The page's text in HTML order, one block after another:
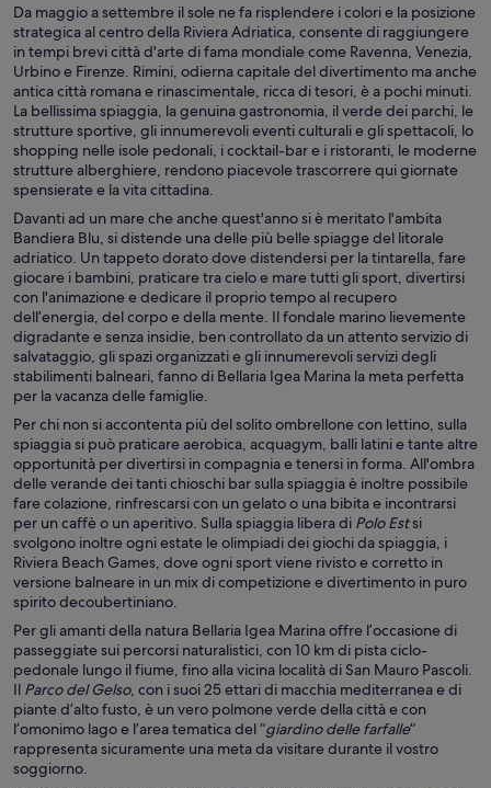
Da maggio a settembre il sole ne fa risplendere i colori e la posizione
strategica al centro della Riviera Adriatica, consente di raggiungere
in tempi brevi città d'arte di fama mondiale come Ravenna, Venezia,
Urbino e Firenze. Rimini, odierna capitale del divertimento ma anche
antica città romana e rinascimentale, ricca di tesori, è a pochi minuti.
La bellissima spiaggia, la genuina gastronomia, il verde dei parchi, le
strutture sportive, gli innumerevoli eventi culturali e gli spettacoli, lo
shopping nelle isole pedonali, i cocktail-bar e i ristoranti, le moderne
strutture alberghiere, rendono piacevole trascorrere qui giornate
spensierate e la vita cittadina.
Davanti ad un mare che anche quest'anno si è meritato l'ambita
Bandiera Blu, si distende una delle più belle spiagge del litorale
adriatico. Un tappeto dorato dove distendersi per la tintarella, fare
giocare i bambini, praticare tra cielo e mare tutti gli sport, divertirsi
con l'animazione e dedicare il proprio tempo al recupero
dell’energia, del corpo e della mente. Il fondale marino lievemente
digradante e senza insidie, ben controllato da un attento servizio di
salvataggio, gli spazi organizzati e gli innumerevoli servizi degli
stabilimenti balneari, fanno di Bellaria Igea Marina la meta perfetta
per la vacanza delle famiglie.
Per chi non si accontenta più del solito ombrellone con lettino, sulla
spiaggia si può praticare aerobica, acquagym, balli latini e tante altre
opportunità per divertirsi in compagnia e tenersi in forma. All'ombra
delle verande dei tanti chioschi bar sulla spiaggia è inoltre possibile
fare colazione, rinfrescarsi con un gelato o una bibita e incontrarsi
per un caffè o un aperitivo. Sulla spiaggia libera di Polo Estsi
svolgono inoltre ogni estate le olimpiadi dei giochi da spiaggia, i
Riviera Beach Games, dove ogni sport viene rivisto e corretto in
versione balneare in un mix di competizione e divertimento in puro
spirito decoubertiniano.
Per gli amanti della natura Bellaria Igea Marina offre l’occasione di
passeggiate sui percorsi naturalistici, con 10 km di pista ciclo-
pedonale lungo il fiume, fino alla vicina località di San Mauro Pascoli.
Il Parco del Gelso, con i suoi 25 ettari di macchia mediterranea e di
piante d’alto fusto, è un vero polmone verde della città e con
l’omonimo lago e l’area tematica del “giardino delle farfalle”
rappresenta sicuramente una meta da visitare durante il vostro
soggiorno.